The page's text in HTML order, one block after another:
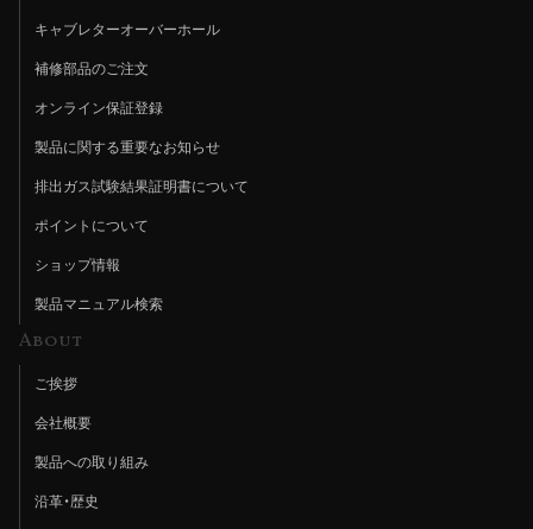
キャブレターオーバーホール
補修部品のご注文
オンライン保証登録
製品に関する重要なお知らせ
排出ガス試験結果証明書について
ポイントについて
ショップ情報
製品マニュアル検索
About
ご挨拶
会社概要
製品への取り組み
沿革・歴史